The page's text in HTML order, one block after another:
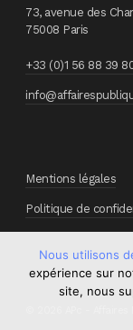
73, avenue des
75008 Paris
+33 (0)1 56 88 39
Mentions légales
Politique de
© 2026 APc - Affaires
Nous utilisons
expérience sur
site, nous